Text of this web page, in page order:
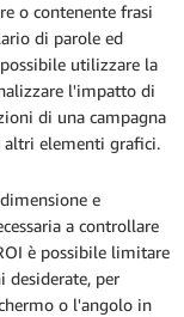
o contenente frasi
di parole ed
utilizzare la
l'impatto di
di una campagna
altri elementi grafici.
e
a controllare
è possibile limitare
per
o l'angolo in